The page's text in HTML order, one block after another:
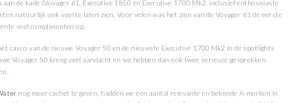
de kade (Voyager 61, Executive 1850 en Executive 1700 Mk2, inclusief enthousiaste
natuurlijk ook veel te laten zien. Voor velen was het zien van de Voyager 61 de eerste
veel complimenten op.
casco van de nieuwe Voyager 50 en de nieuwste Executive 1700 Mk2 in de spotlights
Voyager 50 kreeg veel aandacht en we hebben dan ook twee serieuze gesprekken
nog meer cachet te geven, hadden we een aantal relevante en bekende A-merken in